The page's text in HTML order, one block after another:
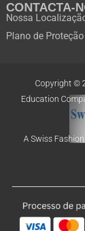
CONTACTA-
Nossa
Plano de Proteção
Copyright ©
Education
A Swiss